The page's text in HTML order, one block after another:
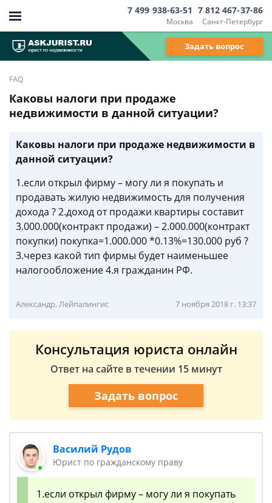
Москва
7 499 938-63-51
Санкт-Петербург
7 812 467-37-86
Задать вопрос
FAQ
Каковы налоги при продаже
недвижимости в данной ситуации?
Каковы налоги при продаже недвижимости в
данной ситуации?
1.если открыл фирму – могу ли я покупать и
продавать жилую недвижимость для получения
дохода ? 2.доход от продажи квартиры составит
3.000.000(контракт продажи) – 2.000.000(контракт
покупки) покупка=1.000.000 *0.13%=130.000 руб ?
3.через какой тип фирмы будет наименьшее
налогообложение 4.я гражданин РФ.
Александр, Лейпалингис 7 ноября 2018 г. 13:37
Консультация юриста онлайн
Ответ на сайте в течении 15 минут
Задать вопрос
Василий Рудов
Юрист по гражданскому праву
1.если открыл фирму – могу ли я покупать